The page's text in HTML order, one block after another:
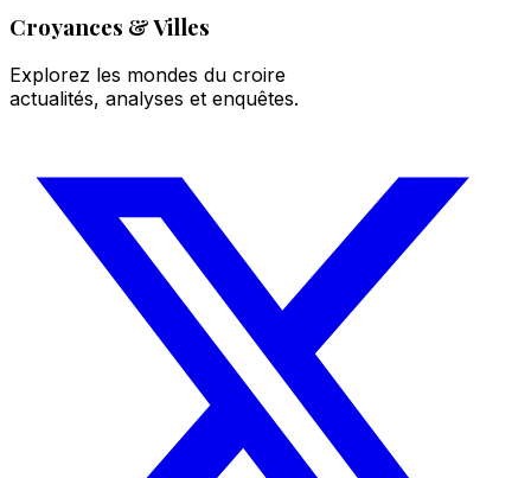
Croyances & Villes
Explorez les mondes du croire
actualités, analyses et enquêtes.